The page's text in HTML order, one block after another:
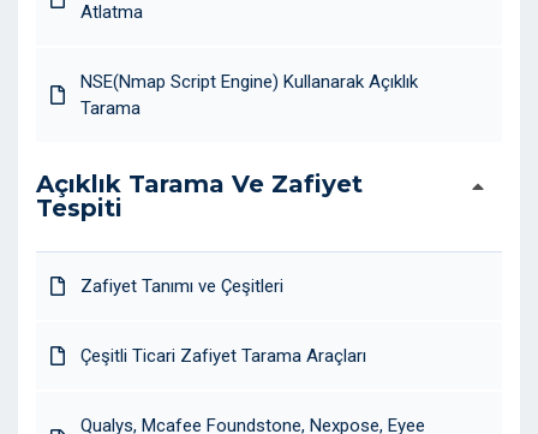
Atlatma
NSE(Nmap Script Engine) Kullanarak Açıklık
Tarama
Açıklık Tarama Ve Zafiyet
Tespiti
Zafiyet Tanımı ve Çeşitleri
Çeşitli Ticari Zafiyet Tarama Araçları
Qualys, Mcafee Foundstone, Nexpose, Eyee